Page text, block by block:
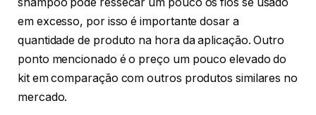
em excesso, por isso é importante dosar a
quantidade de produto na hora da aplicação. Outro
ponto mencionado é o preço um pouco elevado do
kit em comparação com outros produtos similares no
mercado.